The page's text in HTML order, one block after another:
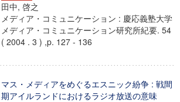
田中, 啓之
メディア・コミュニケーション : 慶応義塾大学
メディア・コミュニケーション研究所紀要. 54
( 2004 . 3 ) ,p. 127 - 136
マス・メディアをめぐるエスニック紛争 : 戦間
期アイルランドにおけるラジオ放送の意味